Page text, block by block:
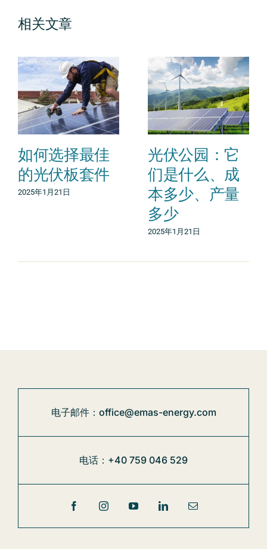
相关文章
如何选择最佳
的光伏板套件
2025年1月21日
光伏公园：它
们是什么、成
本多少、产量
多少
2025年1月21日
电子邮件：office@emas-energy.com
电话：+40 759 046 529